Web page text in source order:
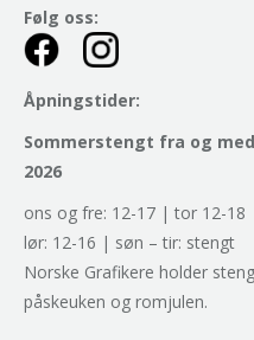
Følg oss:
Åpningstider:
Sommerstengt fra og
2026
ons og fre: 12-17 | tor 12-18
lør: 12-16 | søn – tir: stengt
Norske Grafikere holder
påskeuken og romjulen.